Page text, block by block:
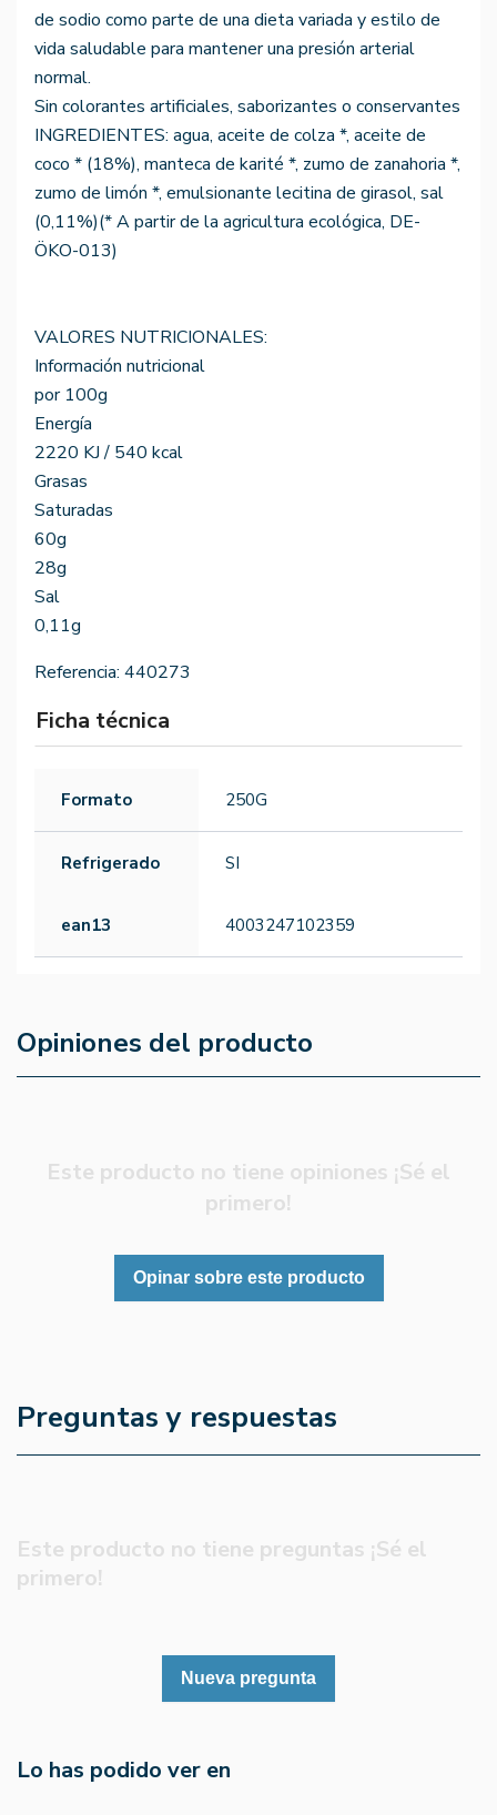
de sodio como parte de una dieta variada y estilo de
vida saludable para mantener una presión arterial
normal.
Sin colorantes artificiales, saborizantes o conservantes
INGREDIENTES: agua, aceite de colza *, aceite de
coco * (18%), manteca de karité *, zumo de zanahoria *,
zumo de limón *, emulsionante lecitina de girasol, sal
(0,11%)(* A partir de la agricultura ecológica, DE-
ÖKO-013)
VALORES NUTRICIONALES:
Información nutricional
por 100g
Energía
2220 KJ / 540 kcal
Grasas
Saturadas
60g
28g
Sal
0,11g
Referencia: 440273
Ficha técnica
Formato 250G
Refrigerado SI
ean13 4003247102359
Opiniones del producto
Este producto no tiene opiniones ¡Sé el
primero!
Opinar sobre este producto
Preguntas y respuestas
Este producto no tiene preguntas ¡Sé el
primero!
Nueva pregunta
Lo has podido ver en